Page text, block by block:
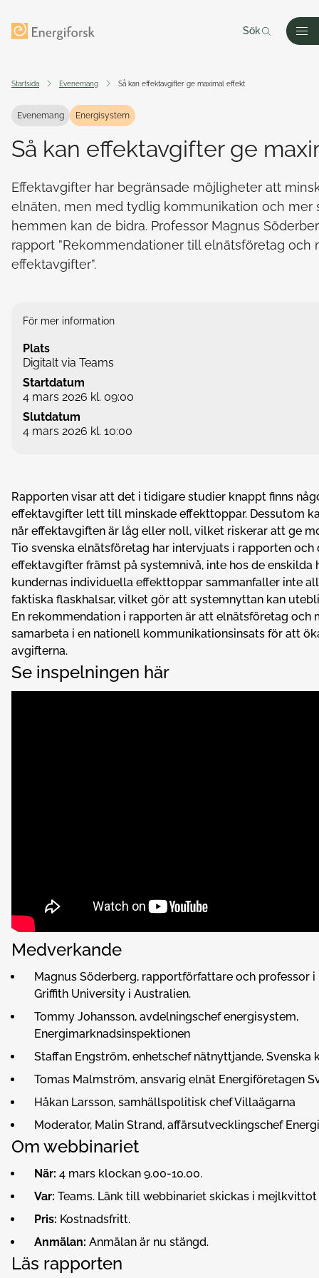
Sök
Startsida Evenemang Så kan effektavgifter ge maximal effekt
Evenemang Energisystem
Så kan effektavgifter ge
Effektavgifter har begränsade möjligheter att
elnäten, men med tydlig kommunikation och mer
hemmen kan de bidra. Professor Magnus
rapport ”Rekommendationer till elnätsföretag och
effektavgifter”.
För mer information
Plats
Digitalt via Teams
Startdatum
4 mars 2026 kl. 09:00
Slutdatum
4 mars 2026 kl. 10:00
Rapporten visar att det i tidigare studier knappt finns
effektavgifter lett till minskade effekttoppar. Dessutom
när effektavgiften är låg eller noll, vilket riskerar att ge
Tio svenska elnätsföretag har intervjuats i rapporten och
effektavgifter främst på systemnivå, inte hos de enskilda
kundernas individuella effekttoppar sammanfaller inte
faktiska flaskhalsar, vilket gör att systemnyttan kan
En rekommendation i rapporten är att elnätsföretag och
samarbeta i en nationell kommunikationsinsats för att
avgifterna.
Se inspelningen här
Medverkande
Magnus Söderberg, rapportförfattare och professor
Griffith University i Australien.
Tommy Johansson, avdelningschef energisystem,
Energimarknadsinspektionen
Staffan Engström, enhetschef nätnyttjande, Svenska
Tomas Malmström, ansvarig elnät Energiföretagen
Håkan Larsson, samhällspolitisk chef Villaägarna
Moderator, Malin Strand, affärsutvecklingschef
Om webbinariet
När: 4 mars klockan 9.00-10.00.
Var: Teams. Länk till webbinariet skickas i
Pris: Kostnadsfritt.
Anmälan: Anmälan är nu stängd.
Läs rapporten